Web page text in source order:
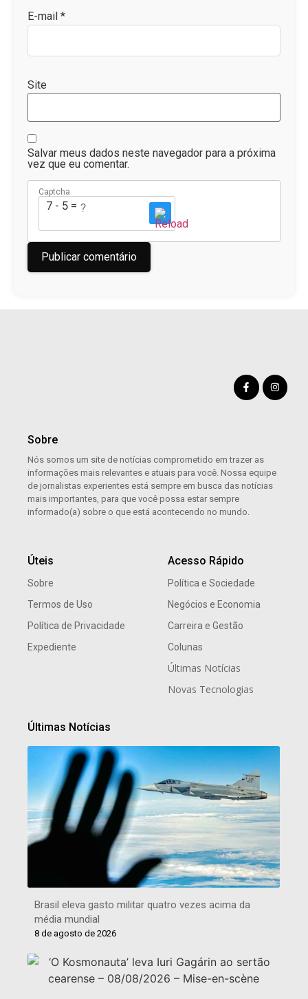
E-mail *
Site
Salvar meus dados neste navegador para a próxima
vez que eu comentar.
Captcha
7 - 5 = ?
Sobre
Nós somos um site de notícias comprometido em trazer as
informações mais relevantes e atuais para você. Nossa equipe
de jornalistas experientes está sempre em busca das notícias
mais importantes, para que você possa estar sempre
informado(a) sobre o que está acontecendo no mundo.
Úteis
Sobre
Termos de Uso
Política de Privacidade
Expediente
Acesso Rápido
Política e Sociedade
Negócios e Economia
Carreira e Gestão
Colunas
Últimas Notícias
Novas Tecnologias
Últimas Notícias
Brasil eleva gasto militar quatro vezes acima da
média mundial
8 de agosto de 2026